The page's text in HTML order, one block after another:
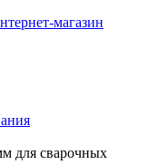
магазин
для сварочных